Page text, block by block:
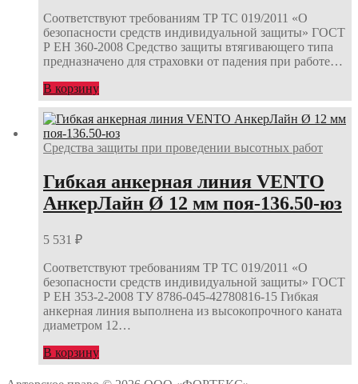
Соответствуют требованиям ТР ТС 019/2011 «О
безопасности средств индивидуальной защиты» ГОСТ
Р ЕН 360-2008 Средство защиты втягивающего типа
предназначено для страховки от падения при работе…
В корзину
Средства защиты при проведении высотных работ
Гибкая анкерная линия VENTO
АнкерЛайн Ø 12 мм поя-136.50-юз
5 531 ₽
Соответствуют требованиям ТР ТС 019/2011 «О
безопасности средств индивидуальной защиты» ГОСТ
Р ЕН 353-2-2008 ТУ 8786-045-42780816-15 Гибкая
анкерная линия выполнена из высокопрочного каната
диаметром 12…
В корзину